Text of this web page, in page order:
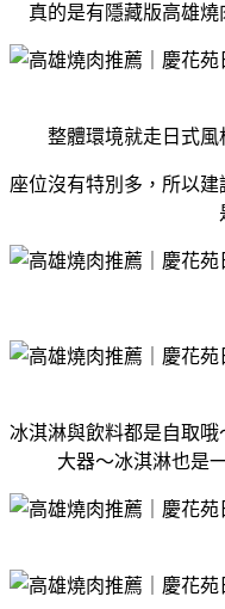
真的是有隱藏版高雄
整體環境就走日式風
座位沒有特別多，所以
冰淇淋與飲料都是自取
大器～冰淇淋也是